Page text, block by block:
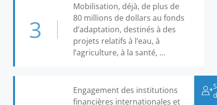
3
Mobilisation, déjà, de plus de
80 millions de dollars au fonds
d’adaptation, destinés à des
projets relatifs à l’eau, à
l’agriculture, à la santé, …
Engagement des institutions
financières internationales et